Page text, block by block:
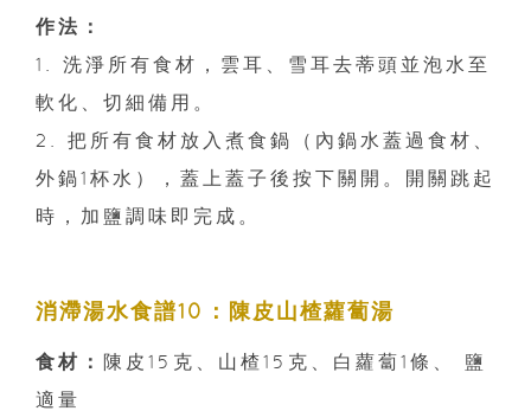
作法：
1. 洗淨所有食材，雲耳、雪耳去蒂頭並泡水至
軟化、切細備用。
2. 把所有食材放入煮食鍋（內鍋水蓋過食材、
外鍋1杯水），蓋上蓋子後按下關開。開關跳起
時，加鹽調味即完成。
消滯湯水食譜10：陳皮山楂蘿蔔湯
食材： 陳皮15克、山楂15克、白蘿蔔1條、 鹽
適量